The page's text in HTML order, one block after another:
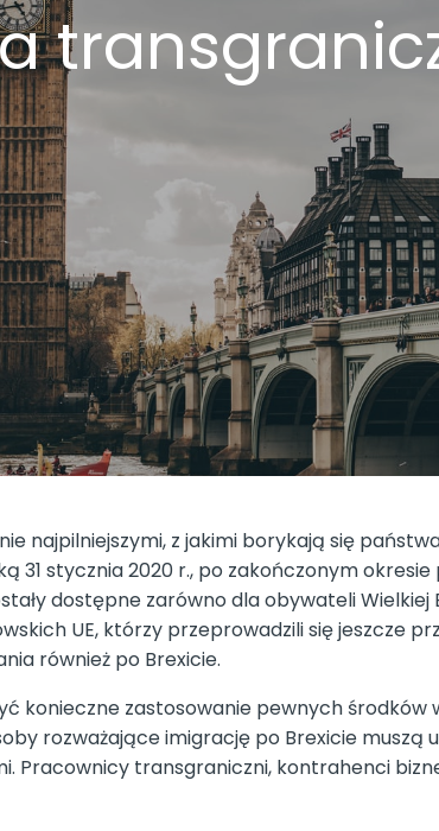
najpilniejszymi, z jakimi borykają się
31 stycznia 2020 r., po zakończonym
dostępne zarówno dla obywateli Wielkiej
UE, którzy przeprowadzili się jeszcze
również po Brexicie.
konieczne zastosowanie pewnych
rozważające imigrację po Brexicie muszą
Pracownicy transgraniczni, kontrahenci